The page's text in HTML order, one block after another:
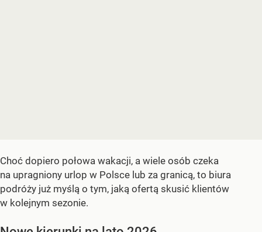
Choć dopiero połowa wakacji, a wiele osób czeka
na upragniony urlop w Polsce lub za granicą, to biura
podróży już myślą o tym, jaką ofertą skusić klientów
w kolejnym sezonie.